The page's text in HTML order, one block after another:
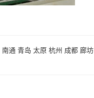
南通 青岛 太原 杭州 成都 廊坊